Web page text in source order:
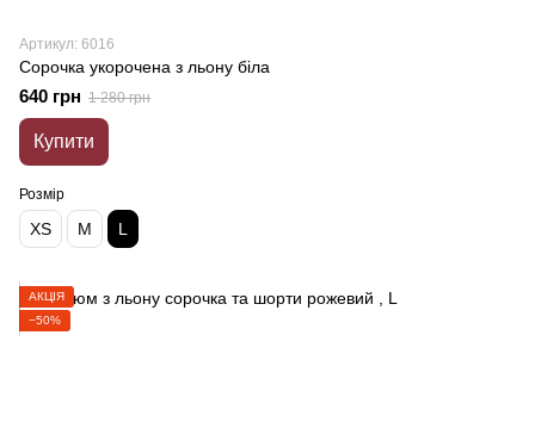
Артикул: 6016
Сорочка укорочена з льону біла
640 грн 1 280 грн
Купити
Розмір
XS M L
АКЦІЯ
−50%